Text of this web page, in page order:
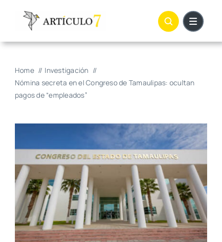
Home
Investigación
Nómina secreta en el Congreso de Tamaulipas: ocultan
pagos de “empleados”